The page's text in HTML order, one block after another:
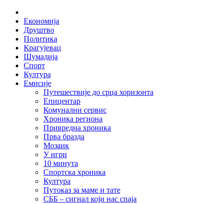
Skip
content
Економија
Друштво
Политика
Крагујевац
Шумадија
Спорт
Култура
Емисије
Путешествије до срца хоризонта
Епицентар
Комунални сервис
Хроника региона
Привредна хроника
Прва бразда
Мозаик
У игри
10 минута
Спортска хроника
Култура
Путоказ за маме и тате
СББ – сигнал који нас спаја